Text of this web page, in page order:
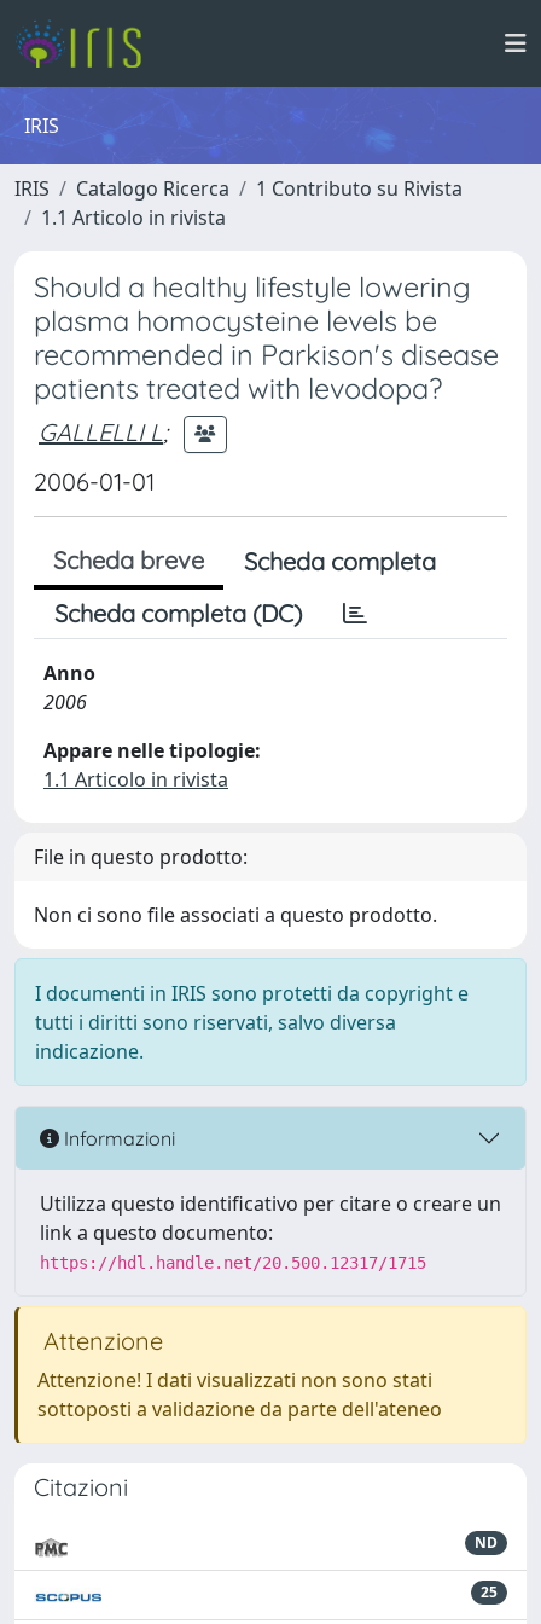
IRIS
IRIS Catalogo Ricerca
1 Contributo su Rivista
1.1 Articolo in rivista
Should a healthy lifestyle lowering
plasma homocysteine levels be
recommended in Parkison's disease
patients treated with levodopa?
GALLELLI L;
2006-01-01
Scheda breve
Scheda completa
Scheda completa (DC)
Anno
2006
Appare nelle tipologie:
1.1 Articolo in rivista
File in questo prodotto:
Non ci sono file associati a questo prodotto.
I documenti in IRIS sono protetti da copyright e
tutti i diritti sono riservati, salvo diversa
indicazione.
Informazioni
Utilizza questo identificativo per citare o creare un
link a questo documento:
https://hdl.handle.net/20.500.12317/1715
Attenzione
Attenzione! I dati visualizzati non sono stati
sottoposti a validazione da parte dell'ateneo
Citazioni
ND
25